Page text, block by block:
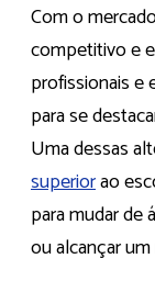
Com o
competitivo e
profissionais e
para se
Uma dessas
superiorao
para mudar de
ou alcançar